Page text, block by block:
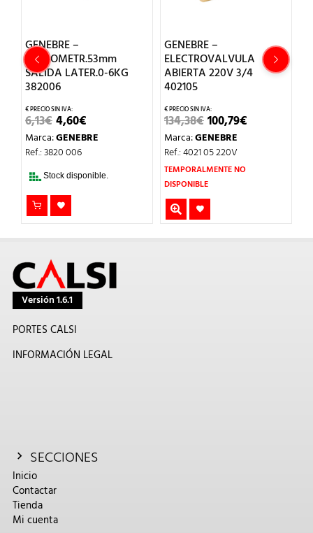
GENEBRE –
MANOMETR.53mm
SALIDA LATER.0-6KG
382006
6,13€EL
PRECIO
ORIGINAL
ERA:
4,60€PRECIO
ACTUAL
Marca:GENEBRE
Ref.: 3820 006
Stock disponible.
GENEBRE –
ELECTROVALVULA
ABIERTA 220V 3/4
402105
134,38€EL
PRECIO
ORIGINAL
ERA:
134,38€.
100,79€
Marca:GENEBRE
Ref.: 4021 05 220V
TEMPORALMENTE NO
DISPONIBLE
Versión 1.6.1
PORTES CALSI
INFORMACIÓN LEGAL
SECCIONES
Inicio
Contactar
Tienda
Mi cuenta